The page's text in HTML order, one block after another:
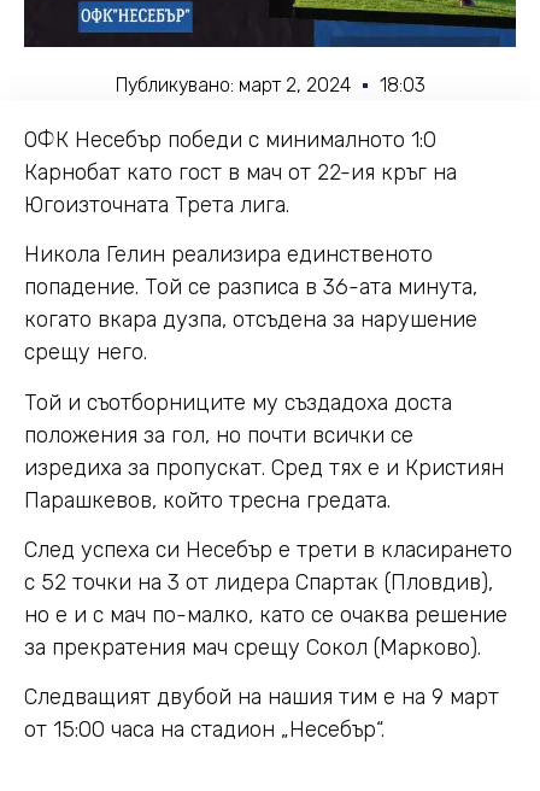
Публикувано: март 2, 2024 18:03
ОФК Несебър победи с минималното 1:0
Карнобат като гост в мач от 22-ия кръг на
Югоизточната Трета лига.
Никола Гелин реализира единственото
попадение. Той се разписа в 36-ата минута,
когато вкара дузпа, отсъдена за нарушение
срещу него.
Той и съотборниците му създадоха доста
положения за гол, но почти всички се
изредиха за пропускат. Сред тях е и Кристиян
Парашкевов, който тресна гредата.
След успеха си Несебър е трети в класирането
с 52 точки на 3 от лидера Спартак (Пловдив),
но е и с мач по-малко, като се очаква решение
за прекратения мач срещу Сокол (Марково).
Следващият двубой на нашия тим е на 9 март
от 15:00 часа на стадион „Несебър“.